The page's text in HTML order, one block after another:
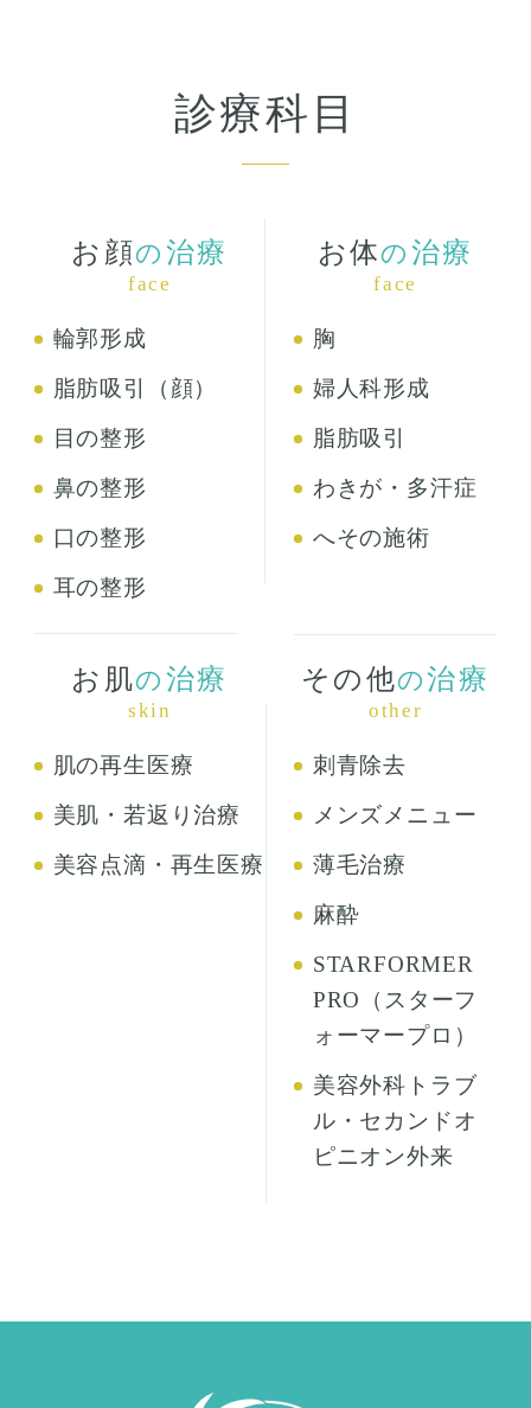
診療科目
お顔の 治療
face
輪郭形成
脂肪吸引（顔）
目の整形
鼻の整形
口の整形
耳の整形
お体の 治療
face
胸
婦人科形成
脂肪吸引
わきが・多汗症
へその施術
お肌の 治療
skin
肌の再生医療
美肌・若返り治療
美容点滴・再生医療
その他の治療
other
刺青除去
メンズメニュー
薄毛治療
麻酔
STARFORMER
PRO（スターフ
ォーマープロ）
美容外科トラブ
ル・セカンドオ
ピニオン外来